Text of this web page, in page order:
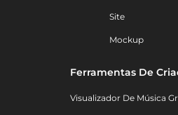
Site
Mockup
Ferramentas De
Visualizador De Música